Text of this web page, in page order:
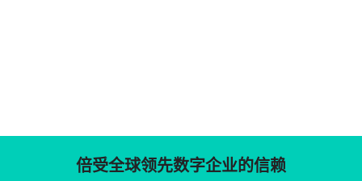
倍受全球领先数字企业的信赖